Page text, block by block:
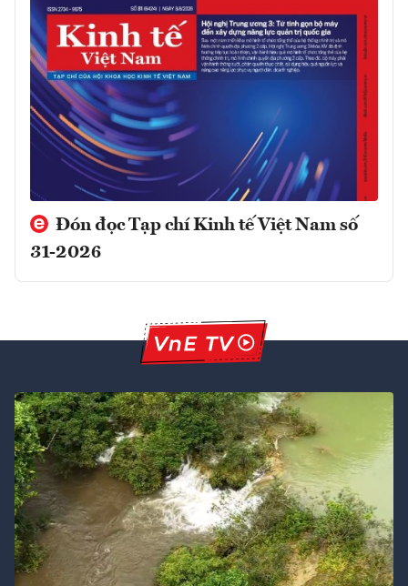
Đón đọc Tạp chí Kinh tế Việt Nam số
31-2026